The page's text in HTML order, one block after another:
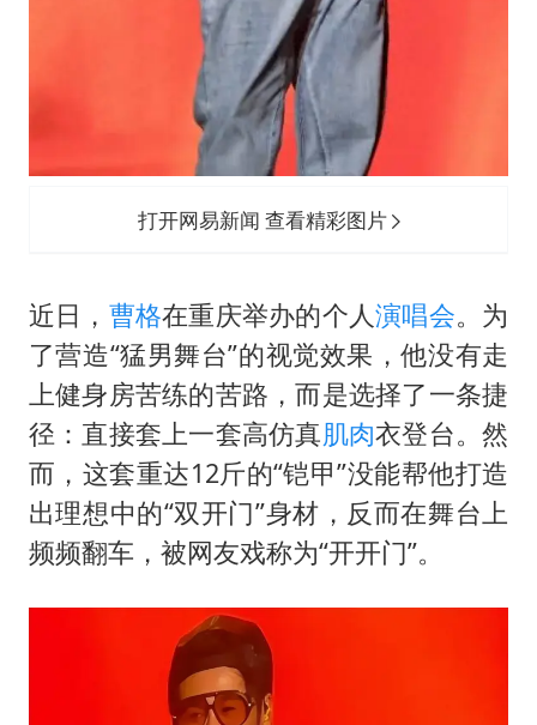
打开网易新闻 查看精彩图片
近日， 曹格在重庆举办的个人演唱会。为
了营造“猛男舞台”的视觉效果，他没有走
上健身房苦练的苦路，而是选择了一条捷
径：直接套上一套高仿真肌肉衣登台。然
而，这套重达12斤的“铠甲”没能帮他打造
出理想中的“双开门”身材，反而在舞台上
频频翻车，被网友戏称为“开开门”。